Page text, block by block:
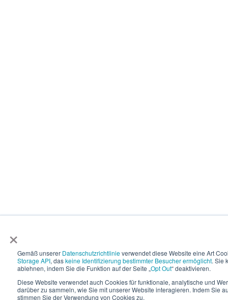
×
Gemäß unserer Datenschutzrichtlinieverwendet diese Website eine Art
Storage API, daskeine Identifizierung bestimmter Besucher ermöglicht. Sie
ablehnen, indem Sie die Funktion auf der Seite „Opt Out“ deaktivieren.
Diese Website verwendet auch Cookies für funktionale, analytische und
darüber zu sammeln, wie Sie mit unserer Website interagieren. Indem Sie
stimmen Sie der Verwendung von Cookies zu.